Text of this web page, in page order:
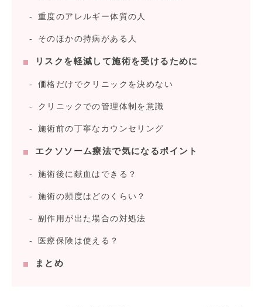
重度のアレルギー体質の人
そのほかの持病がある人
リスクを軽減して施術を受けるために
価格だけでクリニックを決めない
クリニックでの管理体制を意識
施術前の丁寧なカウンセリング
エクソソーム療法で気になるポイント
施術後に献血はできる？
施術の頻度はどのくらい？
副作用が出た場合の対処法
医療保険は使える？
まとめ